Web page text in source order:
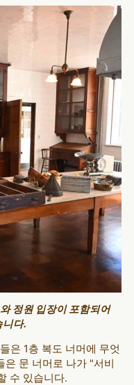
정원 입장이 포함되어
니다.
은 1층 복도 너머에 무엇
은 문 너머로 나가 "서비
수 있습니다.